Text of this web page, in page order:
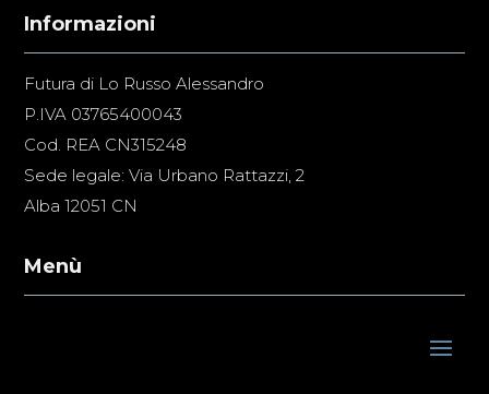
Informazioni
Futura di Lo Russo Alessandro
P.IVA 03765400043
Cod. REA CN315248
Sede legale: Via Urbano Rattazzi, 2
Alba 12051 CN
Menù